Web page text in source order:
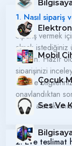
Mobil
Çocuk
Ses Ve
1. Nasıl sipariş
Sipariş vermek
almak istediğiniz
ekleyin. Hazır
siparişinizi
ödeme
onaylandıktan
onayı
2. Eve teslimat